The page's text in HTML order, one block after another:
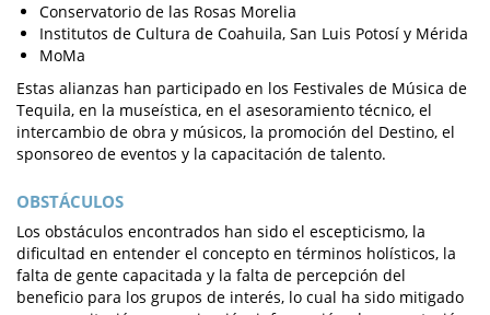
Conservatorio de las Rosas Morelia
Institutos de Cultura de Coahuila, San Luis Potosí y Mérida
MoMa
Estas alianzas han participado en los Festivales de Música de
Tequila, en la museística, en el asesoramiento técnico, el
intercambio de obra y músicos, la promoción del Destino, el
sponsoreo de eventos y la capacitación de talento.
OBSTÁCULOS
Los obstáculos encontrados han sido el escepticismo, la
dificultad en entender el concepto en términos holísticos, la
falta de gente capacitada y la falta de percepción del
beneficio para los grupos de interés, lo cual ha sido mitigado